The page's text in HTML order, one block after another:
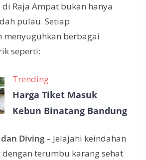
Raja Ampat bukan hanya
pulau. Setiap
menyuguhkan berbagai
seperti:
Trending
Harga Tiket Masuk
Kebun Binatang Bandung
Diving – Jelajahi keindahan
terumbu karang sehat